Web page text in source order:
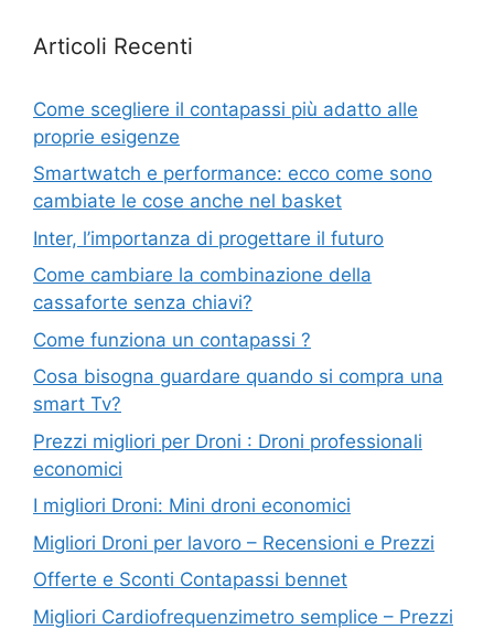
Articoli Recenti
Come scegliere il contapassi più adatto alle
proprie esigenze
Smartwatch e performance: ecco come sono
cambiate le cose anche nel basket
Inter, l’importanza di progettare il futuro
Come cambiare la combinazione della
cassaforte senza chiavi?
Come funziona un contapassi ?
Cosa bisogna guardare quando si compra una
smart Tv?
Prezzi migliori per Droni : Droni professionali
economici
I migliori Droni: Mini droni economici
Migliori Droni per lavoro – Recensioni e Prezzi
Offerte e Sconti Contapassi bennet
Migliori Cardiofrequenzimetro semplice – Prezzi